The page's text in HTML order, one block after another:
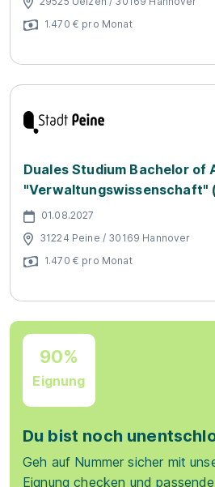
1.470 € pro Monat
Duales Studium Bachelor of
"Verwaltungswissenschaft"
01.08.2027
31224 Peine / 30169 Hannover
1.470 € pro Monat
90%
Eignung
Du bist noch
Geh auf Nummer sicher mit
Eignung checken und